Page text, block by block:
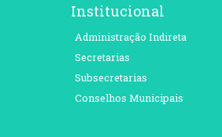
Institucional
Administração Indireta
Secretarias
Subsecretarias
Conselhos Municipais